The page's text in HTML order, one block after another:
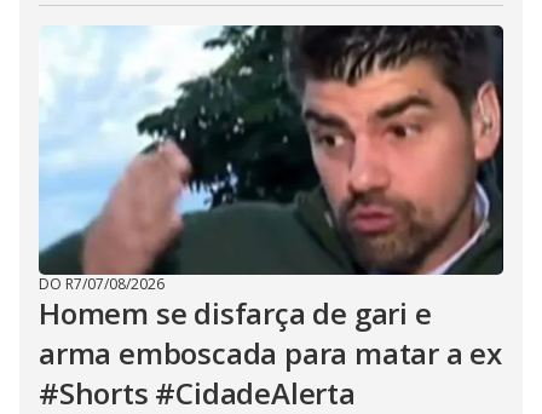
DO R7/07/08/2026
Homem se disfarça de gari e
arma emboscada para matar a ex
#Shorts #CidadeAlerta